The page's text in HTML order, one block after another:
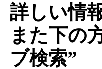
詳しい情
また下の
ブ検索”